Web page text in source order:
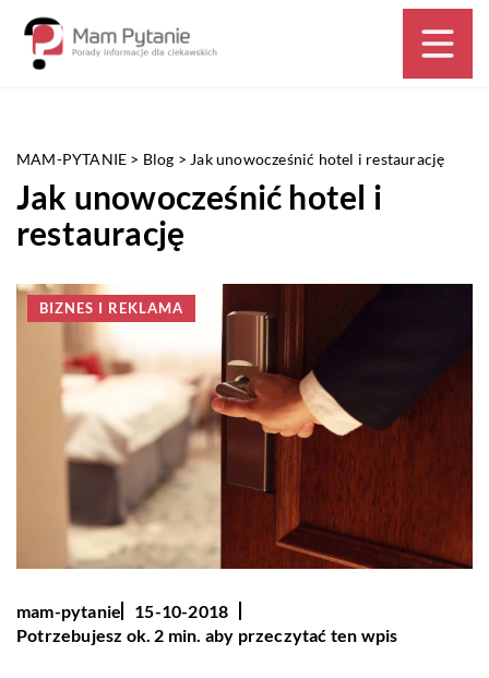
MAM-PYTANIE > Blog > Jak unowocześnić hotel i restaurację
Jak unowocześnić hotel i
restaurację
BIZNES I REKLAMA
mam-pytanie
15-10-2018
Potrzebujesz ok. 2 min. aby przeczytać ten wpis